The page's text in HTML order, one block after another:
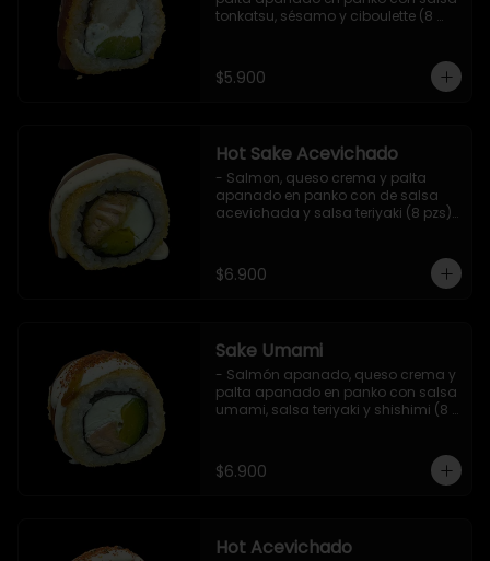
tonkatsu, sésamo y ciboulette (8
$5.900
Hot Sake Acevichado
- Salmon, queso crema y palta
apanado en panko con de salsa
acevichada y salsa teriyaki (8 pzs).
$6.900
Sake Umami
- Salmón apanado, queso crema y
palta apanado en panko con salsa
umami, salsa teriyaki y shishimi (8
$6.900
Hot Acevichado